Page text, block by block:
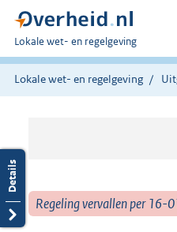
U
bent
hier:
Lokale wet- en regelgeving
Lokale wet- en regelgeving
Regeling vervallen per 16-